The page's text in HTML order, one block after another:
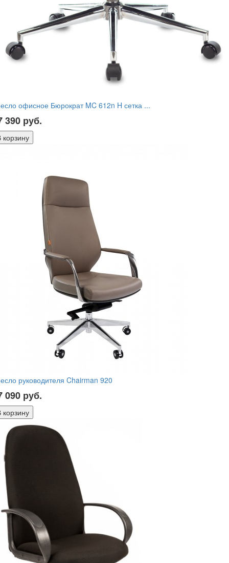
офисное Бюрократ MC 612n H сетка ...
390 руб.
руководителя Chairman 920
090 руб.